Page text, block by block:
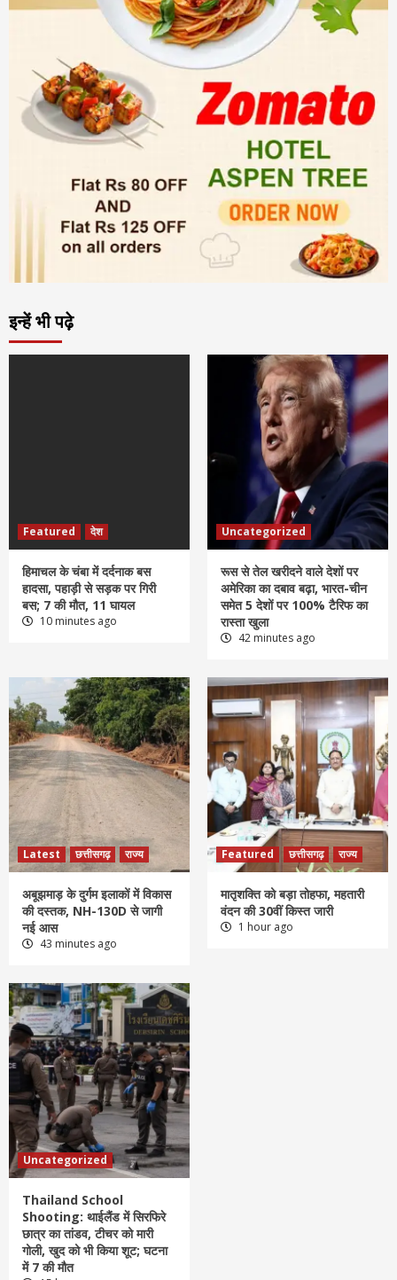
इन्हें भी पढ़े
Featured देश
हिमाचल के चंबा में दर्दनाक बस
हादसा, पहाड़ी से सड़क पर गिरी
बस; 7 की मौत, 11 घायल
10 minutes ago
Uncategorized
रूस से तेल खरीदने वाले देशों पर
अमेरिका का दबाव बढ़ा, भारत-चीन
समेत 5 देशों पर 100% टैरिफ का
रास्ता खुला
42 minutes ago
Latest छत्तीसगढ़ राज्य
अबूझमाड़ के दुर्गम इलाकों में विकास
की दस्तक, NH-130D से जागी
नई आस
43 minutes ago
Featured छत्तीसगढ़ राज्य
मातृशक्ति को बड़ा तोहफा, महतारी
वंदन की 30वीं किस्त जारी
1 hour ago
Uncategorized
Thailand School
Shooting: थाईलैंड में सिरफिरे
छात्र का तांडव, टीचर को मारी
गोली, खुद को भी किया शूट; घटना
में 7 की मौत